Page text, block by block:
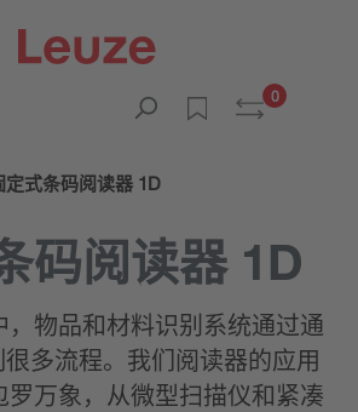
0
定式条码阅读器 1D
码阅读器 1D
，物品和材料识别系统通过通
多流程。我们阅读器的应用
罗万象，从微型扫描仪和紧凑